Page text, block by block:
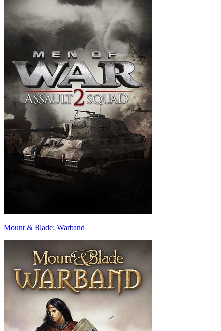
Mount & Blade: Warband